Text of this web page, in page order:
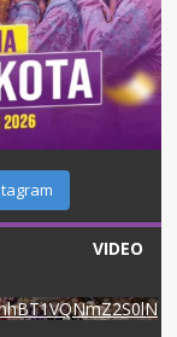
VIDEO